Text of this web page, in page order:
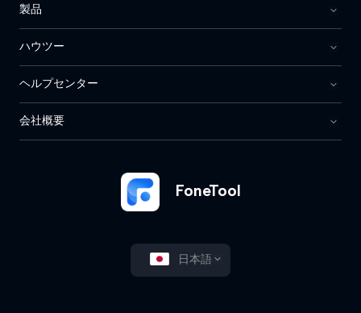
FoneTool
日本語
製品
ハウツー
ヘルプセンター
会社概要